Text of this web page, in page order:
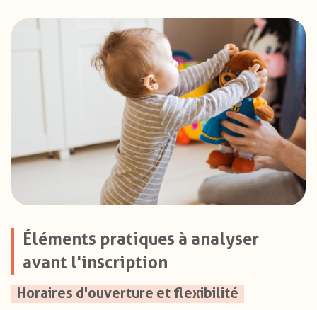
Éléments pratiques à analyser
avant l'inscription
Horaires d'ouverture et flexibilité